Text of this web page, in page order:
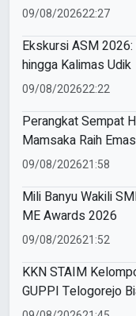
09/08/202622:27
Ekskursi ASM
hingga Kalimas Udik
09/08/202622:22
Perangkat Sempat
Mamsaka Raih
2026
09/08/202621:58
Mili Banyu Wakili
ME Awards 2026
09/08/202621:52
KKN STAIM
GUPPI Telogorejo